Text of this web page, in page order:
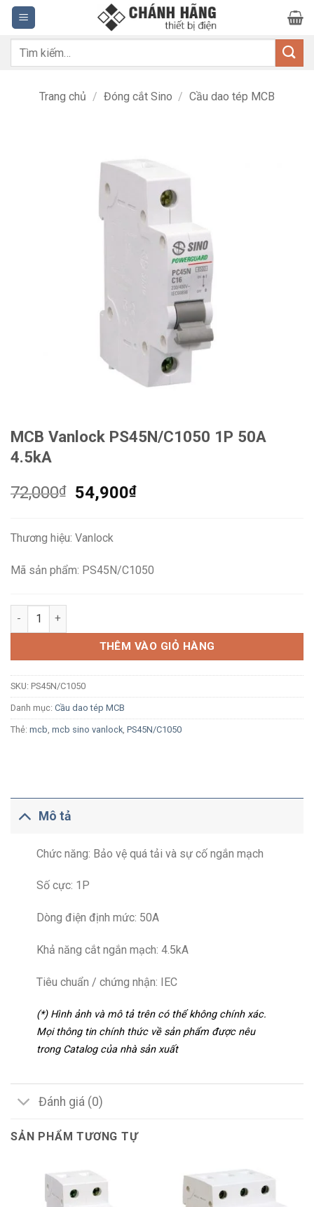
Bỏ
qua
nội
dung
Tìm
Trang chủ / Đóng cắt Sino / Cầu dao tép MCB
MCB Vanlock PS45N/C1050 1P 50A
4.5kA
72,000₫
Giá
72,000₫.
54,900₫Giá
Thương hiệu: Vanlock
Mã sản phẩm: PS45N/C1050
MCB Vanlock PS45N/C1050 1P 50A 4.5kA số lượng
THÊM VÀO GIỎ HÀNG
SKU: PS45N/C1050
Danh mục: Cầu dao tép MCB
Thẻ: mcb mcb sino vanlock PS45N/C1050
Mô tả
Chức năng: Bảo vệ quá tải và sự cố ngắn mạch
Số cực: 1P
Dòng điện định mức: 50A
Khả năng cắt ngắn mạch: 4.5kA
Tiêu chuẩn / chứng nhận: IEC
(*) Hình ảnh và mô tả trên có thể không chính xác.
Mọi thông tin chính thức về sản phẩm được nêu
trong Catalog của nhà sản xuất
Đánh giá (0)
SẢN PHẨM TƯƠNG TỰ